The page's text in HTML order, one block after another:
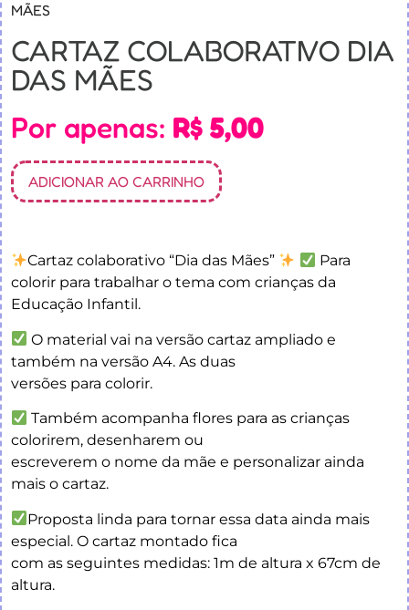
MÃES
CARTAZ COLABORATIVO DIA
DAS MÃES
Por apenas: R$ 5,00
ADICIONAR AO CARRINHO
Cartaz colaborativo “Dia das Mães”
Para
colorir para trabalhar o tema com crianças da
Educação Infantil.
O material vai na versão cartaz ampliado e
também na versão A4. As duas
versões para colorir.
Também acompanha flores para as crianças
colorirem, desenharem ou
escreverem o nome da mãe e personalizar ainda
mais o cartaz.
Proposta linda para tornar essa data ainda mais
especial. O cartaz montado fica
com as seguintes medidas: 1m de altura x 67cm de
altura.